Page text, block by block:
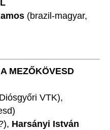
(brazil-magyar,
MEZŐKÖVESD
VTK),
Harsányi István